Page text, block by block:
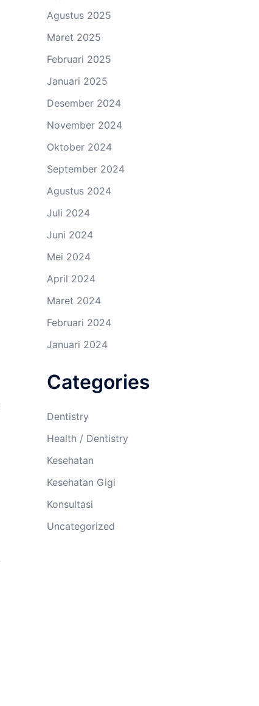
Agustus 2025
Maret 2025
Februari 2025
Januari 2025
Desember 2024
November 2024
Oktober 2024
September 2024
Agustus 2024
Juli 2024
Juni 2024
Mei 2024
April 2024
Maret 2024
Februari 2024
Januari 2024
Categories
Dentistry
Health / Dentistry
Kesehatan
Kesehatan Gigi
Konsultasi
Uncategorized